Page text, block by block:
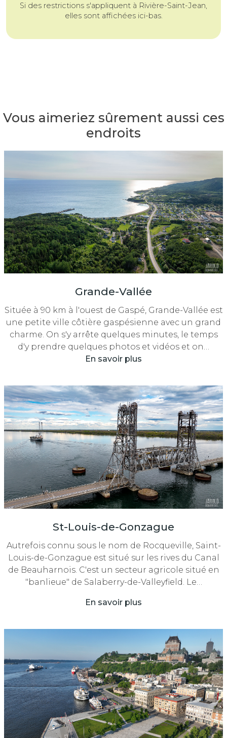
Si des restrictions s'appliquent à Rivière-Saint-Jean,
elles sont affichées ici-bas.
Vous aimeriez sûrement aussi ces
endroits
Grande-Vallée
Située à 90 km à l'ouest de Gaspé, Grande-Vallée est
une petite ville côtière gaspésienne avec un grand
charme. On s'y arrête quelques minutes, le temps
d'y prendre quelques photos et vidéos et on…
En savoir plus
St-Louis-de-Gonzague
Autrefois connu sous le nom de Rocqueville, Saint-
Louis-de-Gonzague est situé sur les rives du Canal
de Beauharnois. C'est un secteur agricole situé en
"banlieue" de Salaberry-de-Valleyfield. Le…
En savoir plus